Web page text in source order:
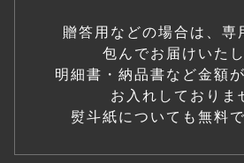
贈答用などの場合は、専
包んでお届けいたし
明細書・納品書など金額
お入れしておりま
熨斗紙についても無料